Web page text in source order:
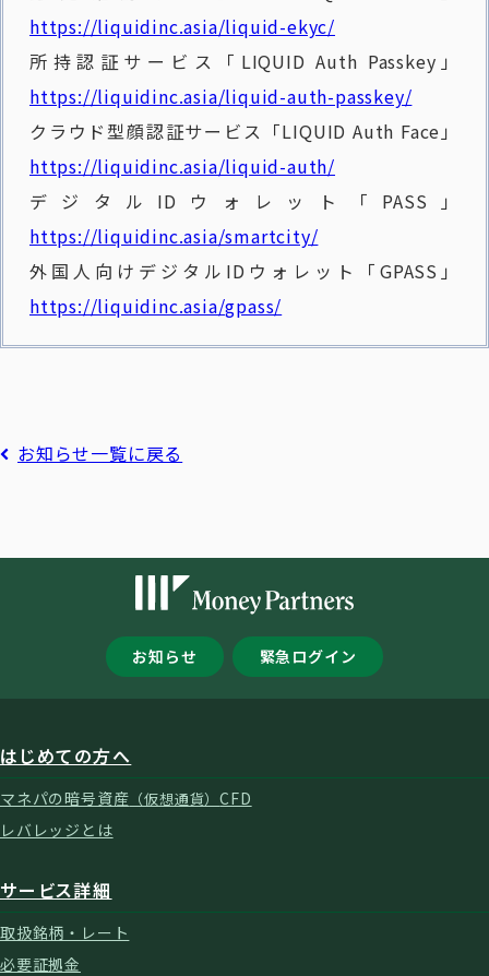
https://liquidinc.asia/liquid-ekyc/
所持認証サービス「LIQUID Auth Passkey」
https://liquidinc.asia/liquid-auth-passkey/
クラウド型顔認証サービス「LIQUID Auth Face」
https://liquidinc.asia/liquid-auth/
デジタルIDウォレット「PASS」
https://liquidinc.asia/smartcity/
外国人向けデジタルIDウォレット「GPASS」
https://liquidinc.asia/gpass/
お知らせ一覧に戻る
お知らせ 緊急ログイン
はじめての方へ
マネパの暗号資産 （仮想通貨）CFD
レバレッジとは
サービス詳細
取扱銘柄・レート
必要証拠金